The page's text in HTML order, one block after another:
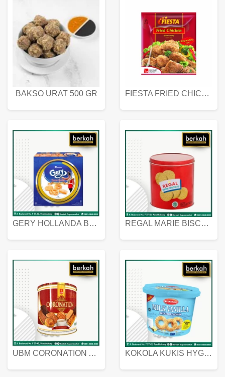
BAKSO URAT 500 GR FIESTA FRIED CHICKEN 500 GR
GERY HOLLANDA BUTTER COOKIES 450 GRAM REGAL MARIE BISCUIT KALENG 550 GRAM
UBM CORONATION ASSORTED BISKUIT KALENG 450 GRAM KOKOLA KUKIS HYGIENIC MILK VANILLA PACK 320 GR